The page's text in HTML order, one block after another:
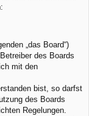
„das Board“)
des Boards
mit den
bist, so darfst
des Boards
Regelungen.